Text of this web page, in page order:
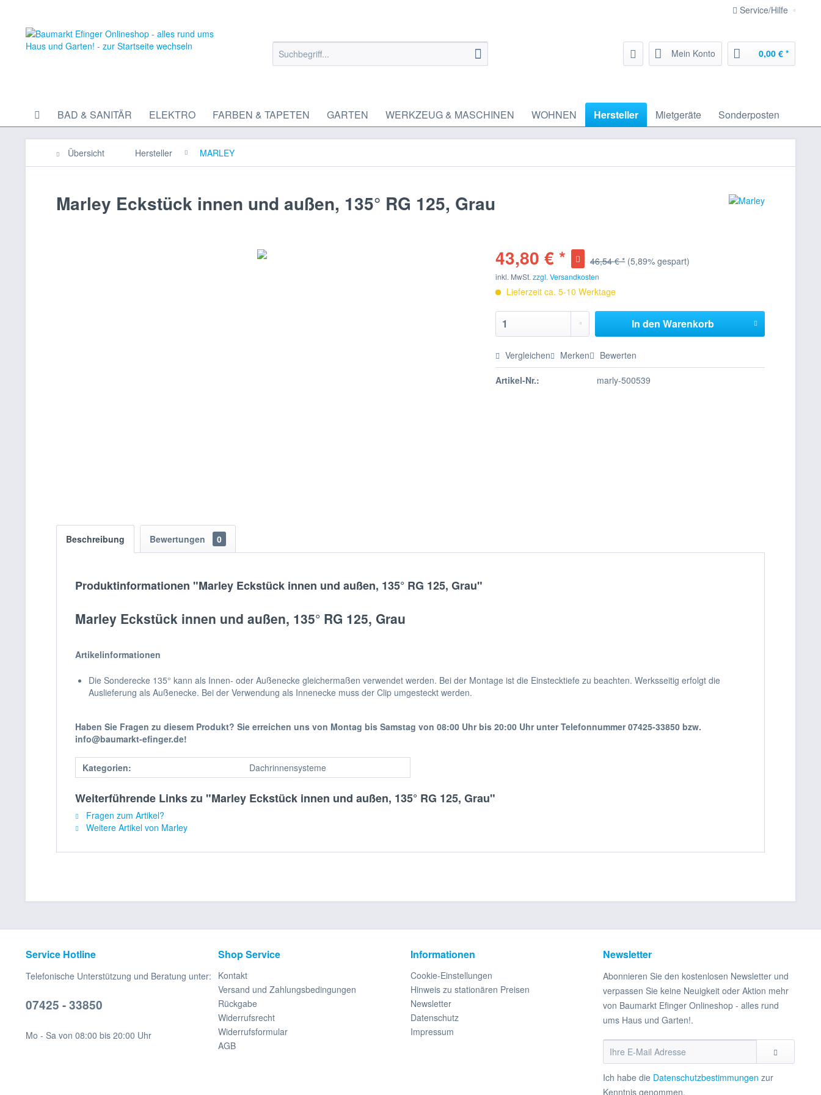
Service/Hilfe
Mein Konto 0,00 € *
BAD & SANITÄR ELEKTRO FARBEN & TAPETEN GARTEN WERKZEUG & MASCHINEN WOHNEN Hersteller Mietgeräte Sonderposten
Übersicht Hersteller MARLEY
Marley Eckstück innen und außen, 135° RG 125, Grau
43,80 € * 46,54 € * (5,89% gespart)
inkl. MwSt.zzgl. Versandkosten
Lieferzeit ca. 5-10 Werktage
In den Warenkorb
Vergleichen Merken Bewerten
Artikel-Nr.: marly-500539
Beschreibung Bewertungen 0
Produktinformationen "Marley Eckstück innen und außen, 135° RG 125, Grau"
Marley Eckstück innen und außen, 135° RG 125, Grau
Artikelinformationen
Die Sonderecke 135° kann als Innen- oder Außenecke gleichermaßen verwendet werden. Bei der Montage ist die Einstecktiefe zu beachten. Werksseitig erfolgt die
Auslieferung als Außenecke. Bei der Verwendung als Innenecke muss der Clip umgesteckt werden.
Haben Sie Fragen zu diesem Produkt? Sie erreichen uns von Montag bis Samstag von 08:00 Uhr bis 20:00 Uhr unter Telefonnummer 07425-33850 bzw.
info@baumarkt-efinger.de!
Kategorien: Dachrinnensysteme
Weiterführende Links zu "Marley Eckstück innen und außen, 135° RG 125, Grau"
Fragen zum Artikel?
Weitere Artikel von Marley
Service Hotline
Telefonische Unterstützung und Beratung unter:
07425 - 33850
Mo - Sa von 08:00 bis 20:00 Uhr
Shop Service
Kontakt
Versand und Zahlungsbedingungen
Rückgabe
Widerrufsrecht
Widerrufsformular
AGB
Informationen
Cookie-Einstellungen
Hinweis zu stationären Preisen
Newsletter
Datenschutz
Impressum
Newsletter
Abonnieren Sie den kostenlosen Newsletter und
verpassen Sie keine Neuigkeit oder Aktion mehr
von Baumarkt Efinger Onlineshop - alles rund
ums Haus und Garten!.
Ich habe die Datenschutzbestimmungen zur
Kenntnis genommen.